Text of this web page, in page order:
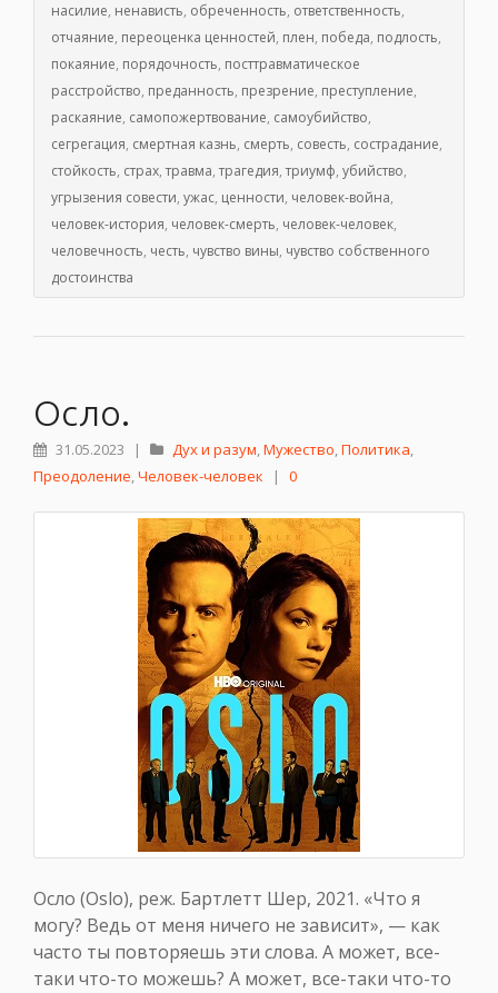
насилие, ненависть, обреченность, ответственность,
отчаяние, переоценка ценностей, плен, победа, подлость,
покаяние, порядочность, посттравматическое
расстройство, преданность, презрение, преступление,
раскаяние, самопожертвование, самоубийство,
сегрегация, смертная казнь, смерть, совесть, сострадание,
стойкость, страх,травма,трагедия,триумф, убийство,
угрызения совести, ужас, ценности, человек-война,
человек-история, человек-смерть, человек-человек,
человечность, честь, чувство вины, чувство собственного
достоинства
Осло.
31.05.2023 | Дух и разум,Мужество,Политика,
Преодоление,Человек-человек | 0
Осло (Oslo), реж. Бартлетт Шер, 2021. «Что я
могу? Ведь от меня ничего не зависит», — как
часто ты повторяешь эти слова. А может, все-
таки что-то можешь? А может, все-таки что-то